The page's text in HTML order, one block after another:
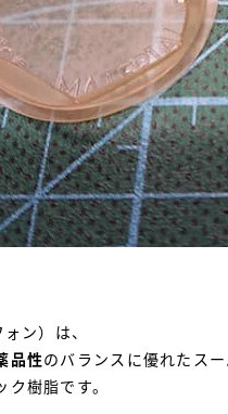
ン）は、
品性のバランスに優れたスー
樹脂です。